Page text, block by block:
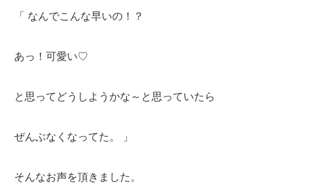
「 なんでこんな早いの！？
あっ！可愛い♡
と思ってどうしようかな～と思っていたら
ぜんぶなくなってた。 」
そんなお声を頂きました。